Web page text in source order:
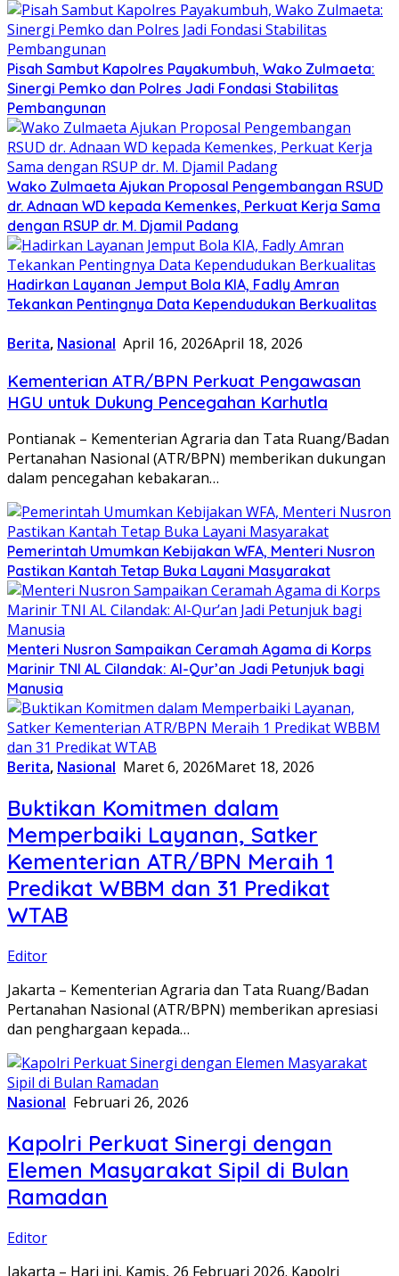
Pisah Sambut Kapolres Payakumbuh, Wako Zulmaeta:
Sinergi Pemko dan Polres Jadi Fondasi Stabilitas
Pembangunan
Wako Zulmaeta Ajukan Proposal Pengembangan RSUD
dr. Adnaan WD kepada Kemenkes, Perkuat Kerja Sama
dengan RSUP dr. M. Djamil Padang
Hadirkan Layanan Jemput Bola KIA, Fadly Amran
Tekankan Pentingnya Data Kependudukan Berkualitas
Berita, Nasional April 16, 2026April 18, 2026
Kementerian ATR/BPN Perkuat Pengawasan
HGU untuk Dukung Pencegahan Karhutla
Pontianak – Kementerian Agraria dan Tata Ruang/Badan
Pertanahan Nasional (ATR/BPN) memberikan dukungan
dalam pencegahan kebakaran…
Pemerintah Umumkan Kebijakan WFA, Menteri Nusron
Pastikan Kantah Tetap Buka Layani Masyarakat
Menteri Nusron Sampaikan Ceramah Agama di Korps
Marinir TNI AL Cilandak: Al-Qur’an Jadi Petunjuk bagi
Manusia
Berita, Nasional Maret 6, 2026Maret 18, 2026
Buktikan Komitmen dalam
Memperbaiki Layanan, Satker
Kementerian ATR/BPN Meraih 1
Predikat WBBM dan 31 Predikat
WTAB
Editor
Jakarta – Kementerian Agraria dan Tata Ruang/Badan
Pertanahan Nasional (ATR/BPN) memberikan apresiasi
dan penghargaan kepada…
Nasional Februari 26, 2026
Kapolri Perkuat Sinergi dengan
Elemen Masyarakat Sipil di Bulan
Ramadan
Editor
Jakarta – Hari ini, Kamis, 26 Februari 2026. Kapolri